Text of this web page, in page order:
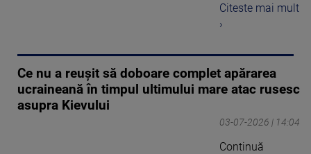
Citeste mai mult
›
Ce nu a reușit să doboare complet apărarea
ucraineană în timpul ultimului mare atac rusesc
asupra Kievului
03-07-2026 | 14:04
Continuă